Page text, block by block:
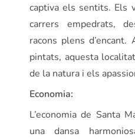
captiva els sentits. Els
carrers empedrats,
racons plens
pintats, aquesta
de la natura i els
Economia:
L’economia de Santa
una dansa